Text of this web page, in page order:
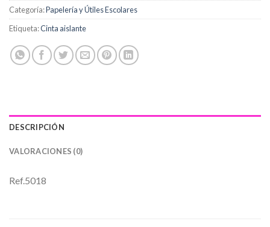
Categoría:Papelería y Útiles Escolares
Etiqueta:Cinta aislante
DESCRIPCIÓN
VALORACIONES (0)
Ref.5018